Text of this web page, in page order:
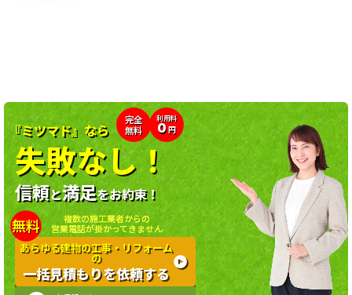
完全
無料
利用料
0円
『ミツマド』なら
失敗なし！
信頼と満足をお約束！
無料
複数の施工業者からの
営業電話が掛かってきません
あらゆる建物の工事・リフォーム
の
一括見積もりを依頼する